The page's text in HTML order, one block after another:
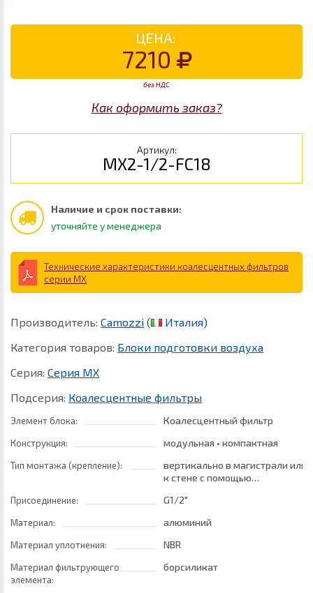
ЦЕНА:
7210
без НДС
Как оформить заказ?
Артикул:
MX2-1/2-FC18
Наличие и срок поставки:
уточняйте у менеджера
Технические характеристики коалесцентных фильтров
серии MX
Производитель: Camozzi (
Италия)
Категория товаров: Блоки подготовки воздуха
Серия: Серия MX
Подсерия: Коалесцентные фильтры
Элемент блока: Коалесцентный фильтр
Конструкция: модульная • компактная
Тип монтажа (крепление):
вертикально в магистрали или
к стене с помощью
Присоединение: G1/2"
Материал: алюминий
Материал уплотнения: NBR
Материал фильтрующего
элемента:
борсиликат